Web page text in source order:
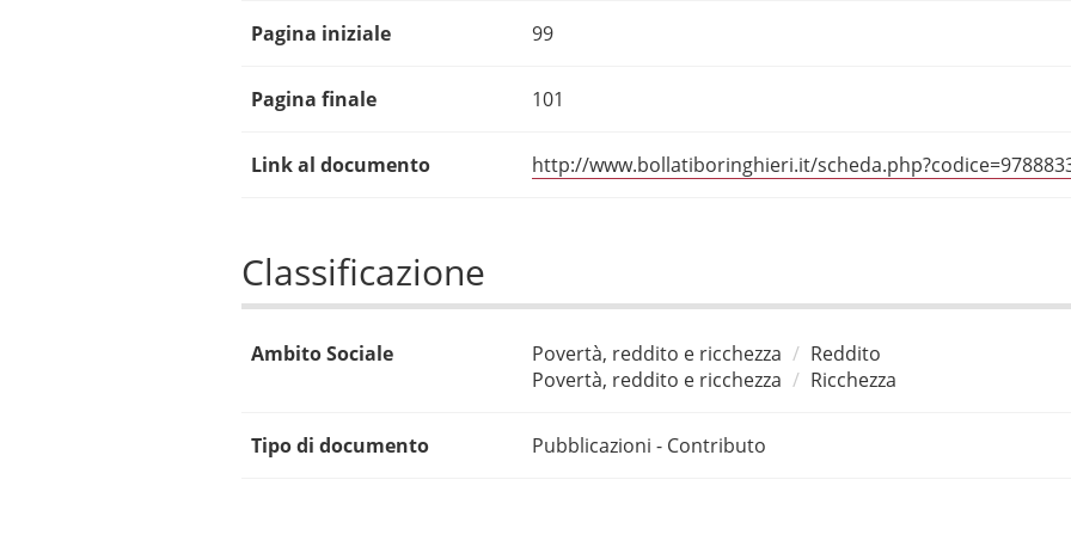
Pagina iniziale 99
Pagina finale 101
Link al documento http://www.bollatiboringhieri.it/
Classificazione
Ambito Sociale Povertà, reddito e ricchezza
Reddito
Povertà, reddito e ricchezza
Ricchezza
Tipo di documento Pubblicazioni - Contributo